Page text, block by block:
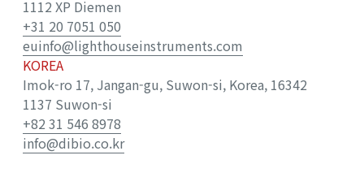
1112 XP Diemen
+31 20 7051 050
euinfo@lighthouseinstruments.com
KOREA
Imok-ro 17, Jangan-gu, Suwon-si, Korea, 16342
1137 Suwon-si
+82 31 546 8978
info@dibio.co.kr